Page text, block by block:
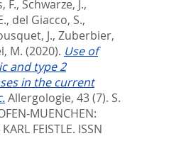
F., Schwarze, J.,
, del Giacco, S.,
J., Zuberbier,
M. (2020). Use of
and type 2
in the current
Allergologie, 43 (7). S.
MUENCHEN:
FEISTLE. ISSN